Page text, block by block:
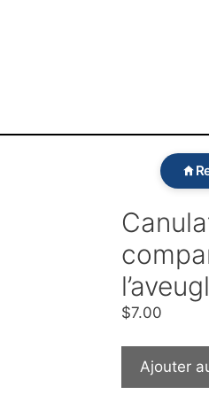
$7.00
Ajouter